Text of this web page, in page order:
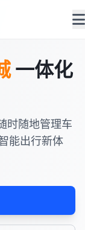
一体化
时随地管理车
能出行新体